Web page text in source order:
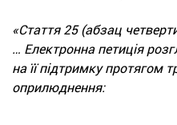
«Стаття 25 (абзац
… Електронна петиція
на її підтримку протягом
оприлюднення: